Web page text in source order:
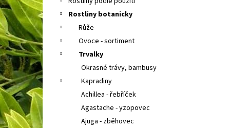
a
n
n
í
p
a
n
e
l
Rostliny botanicky
Růže
Ovoce - sortiment
Trvalky
Okrasné trávy, bambusy
Kapradiny
Achillea - řebříček
Agastache - yzopovec
Ajuga - zběhovec
IBERIS SEMPERVIRENS APPEN-ETZ
STÁLEZELENÁ, ŠTĚNIČNÍK